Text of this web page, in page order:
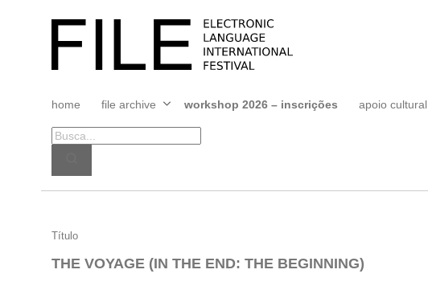
FILE
FESTIVAL
home file archive
Abrir
menu
workshop 2026 – inscrições apoio cultural
THE
VOYAGE
Título
THE VOYAGE (IN THE END: THE BEGINNING)